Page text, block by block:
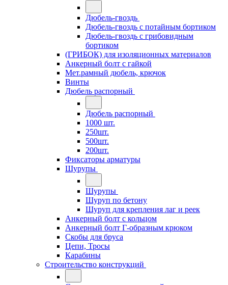
Дюбель-гвоздь
Дюбель-гвоздь с потайным бортиком
Дюбель-гвоздь с грибовидным
бортиком
(ГРИБОК) для изоляционных материалов
Анкерный болт с гайкой
Мет.рамный дюбель, крючок
Винты
Дюбель распорный
Дюбель распорный
1000 шт.
250шт.
500шт.
200шт.
Фиксаторы арматуры
Шурупы
Шурупы
Шуруп по бетону
Шуруп для крепления лаг и реек
Анкерный болт с кольцом
Анкерный болт Г-образным крюком
Скобы для бруса
Цепи, Тросы
Карабины
Строительство конструкций